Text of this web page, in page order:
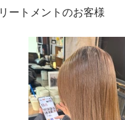
ートメントのお客様